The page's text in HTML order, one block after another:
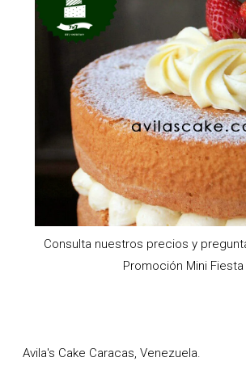
Consulta nuestros precios y
Promoción Mini Fiesta
Avila's Cake Caracas, Venezuela.